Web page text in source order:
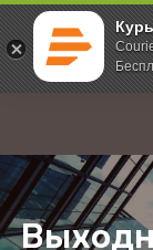
; Главная О